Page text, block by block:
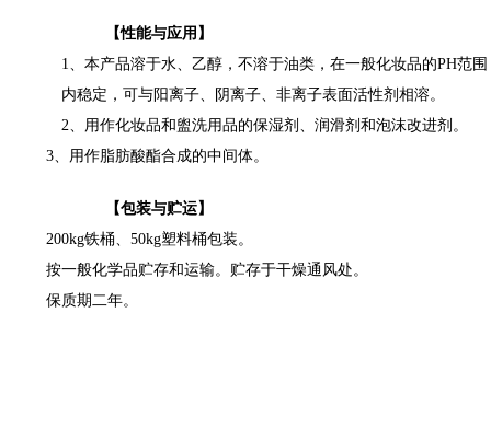
【性能与应用 】
1、 本产品溶于水、乙醇，不溶于油类，在一般化妆品的PH范围
内稳定，可与阳离子、阴离子、非离子表面活性剂相溶。
2、 用作化妆品和盥洗用品的保湿剂、润滑剂和泡沫改进剂。
3、用作脂肪酸酯合成的中间体。
【包装与贮运】
200kg铁桶、 50kg塑料桶包装。
按一般化学品贮存和运输。贮存于干燥通风处。
保质期二年。